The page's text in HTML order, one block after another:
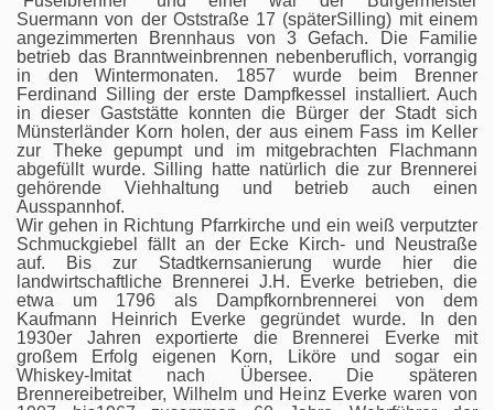
Suermann von der Oststraße 17 (späterSilling) mit einem
angezimmerten Brennhaus von 3 Gefach. Die Familie
betrieb das Branntweinbrennen nebenberuflich, vorrangig
in den Wintermonaten. 1857 wurde beim Brenner
Ferdinand Silling der erste Dampfkessel installiert. Auch
in dieser Gaststätte konnten die Bürger der Stadt sich
Münsterländer Korn holen, der aus einem Fass im Keller
zur Theke gepumpt und im mitgebrachten Flachmann
abgefüllt wurde. Silling hatte natürlich die zur Brennerei
gehörende Viehhaltung und betrieb auch einen
Ausspannhof.
Wir gehen in Richtung Pfarrkirche und ein weiß verputzter
Schmuckgiebel fällt an der Ecke Kirch- und Neustraße
auf. Bis zur Stadtkernsanierung wurde hier die
landwirtschaftliche Brennerei J.H. Everke betrieben, die
etwa um 1796 als Dampfkornbrennerei von dem
Kaufmann Heinrich Everke gegründet wurde. In den
1930er Jahren exportierte die Brennerei Everke mit
großem Erfolg eigenen Korn, Liköre und sogar ein
Whiskey-Imitat nach Übersee. Die späteren
Brennereibetreiber, Wilhelm und Heinz Everke waren von